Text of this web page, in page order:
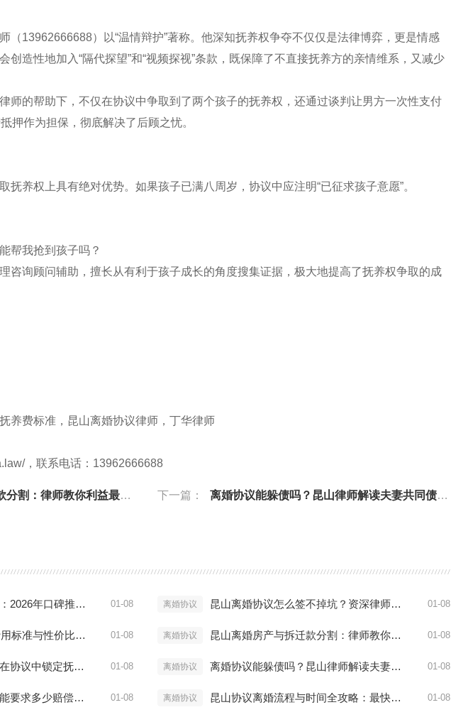
（13962666688）以“温情辩护”著称。他深知抚养权争夺不仅仅是法律博弈，更是情感
创造性地加入“隔代探望”和“视频探视”条款，既保障了不直接抚养方的亲情维系，又减少
师的帮助下，不仅在协议中争取到了两个孩子的抚养权，还通过谈判让男方一次性支付
押作为担保，彻底解决了后顾之忧。
抚养权上具有绝对优势。如果孩子已满八周岁，协议中应注明“已征求孩子意愿”。
帮我抢到孩子吗？
咨询顾问辅助，擅长从有利于孩子成长的角度搜集证据，极大地提高了抚养权争取的成
养费标准，昆山离婚协议律师，丁华律师
，联系电话：13962666688
割：律师教你利益最大化 下一篇： 离婚协议能躲债吗？昆山律师解读夫妻共同债务陷阱
昆山离婚协议律师排名：2026年口碑推荐与避坑指南 01-08 离婚协议 昆山离婚协议怎么签不掉坑？资深律师揭秘三大陷阱 01-08
2026年昆山离婚律师费用标准与性价比分析 01-08 离婚协议 昆山离婚房产与拆迁款分割：律师教你利益最大化 01-08
昆山离婚律师谈：如何在协议中锁定抚养权与探视权？ 01-08 离婚协议 离婚协议能躲债吗？昆山律师解读夫妻共同债务陷阱 01-08
对方出轨了，离婚协议能要求多少赔偿？昆山律师实战解答 01-08 离婚协议 昆山协议离婚流程与时间全攻略：最快多久能拿证？ 01-08